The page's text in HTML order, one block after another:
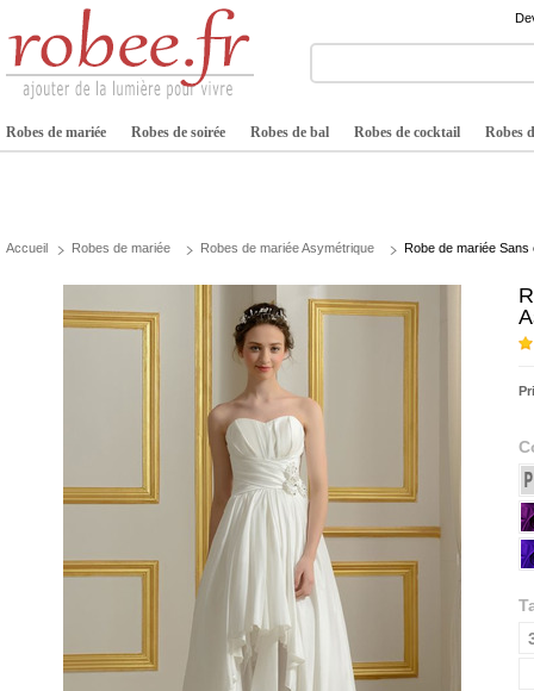
Robes de mariée Robes de soirée Robes de bal Robes de cocktail Robes
Accueil Robes de mariée Robes de mariée Asymétrique Robe de mariée